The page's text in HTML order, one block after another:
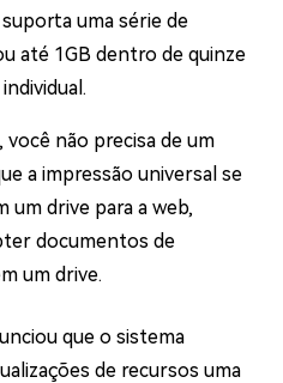
uma série de
até 1GB dentro de quinze
você não precisa de um
a impressão universal se
drive para a web,
documentos de
um drive.
que o sistema
de recursos uma